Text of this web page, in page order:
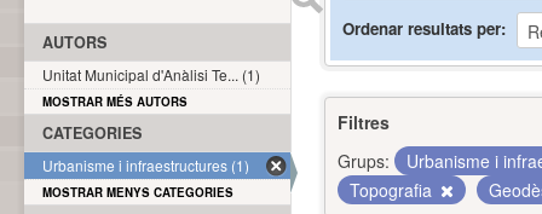
Ordenar resultats per
Filtres
Grups:
Urbanisme i
Topografia
AUTORS
Unitat Municipal d'Anàlisi Te... (1)
MOSTRAR MÉS AUTORS
CATEGORIES
Urbanisme i infraestructures (1)
MOSTRAR MENYS CATEGORIES